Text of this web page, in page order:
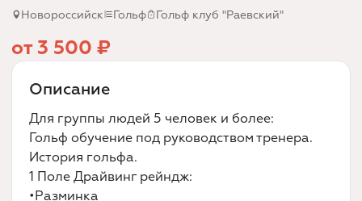
Новороссийск Гольф Гольф клуб "Раевский"
от 3 500 ₽
Описание
Для группы людей 5 человек и более:
Гольф обучение под руководством тренера.
История гольфа.
1 Поле Драйвинг рейндж:
•Разминка